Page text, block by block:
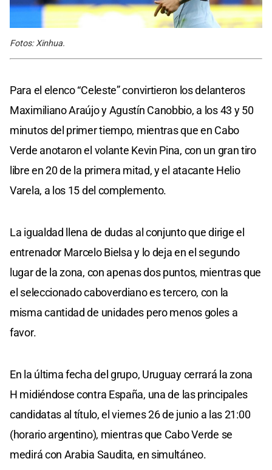
Fotos: Xinhua.
Para el elenco “Celeste” convirtieron los delanteros
Maximiliano Araújo y Agustín Canobbio, a los 43 y 50
minutos del primer tiempo, mientras que en Cabo
Verde anotaron el volante Kevin Pina, con un gran tiro
libre en 20 de la primera mitad, y el atacante Helio
Varela, a los 15 del complemento.
La igualdad llena de dudas al conjunto que dirige el
entrenador Marcelo Bielsa y lo deja en el segundo
lugar de la zona, con apenas dos puntos, mientras que
el seleccionado caboverdiano es tercero, con la
misma cantidad de unidades pero menos goles a
favor.
En la última fecha del grupo, Uruguay cerrará la zona
H midiéndose contra España, una de las principales
candidatas al título, el viernes 26 de junio a las 21:00
(horario argentino), mientras que Cabo Verde se
medirá con Arabia Saudita, en simultáneo.